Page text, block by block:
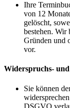
Ihre
von 12
gelöscht,
bestehen. Wir
Gründen und
vor.
Widerspruchs-
Sie können
DSGVO